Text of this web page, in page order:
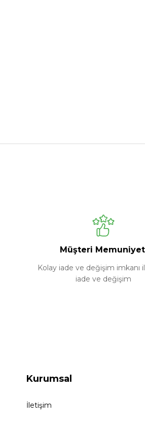
Müşteri
Kolay iade ve değişim imkanı
iade ve değişim
Kurumsal
İletişim